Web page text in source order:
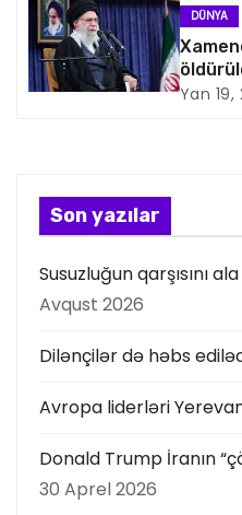
a
s
a
ı
DÜNYA
Yan 19,
Son yazılar
Susuzluğun qarşısını
Avqust 2026
Dilənçilər də həbs
Avropa liderləri
Donald Trump İranın
30 Aprel 2026